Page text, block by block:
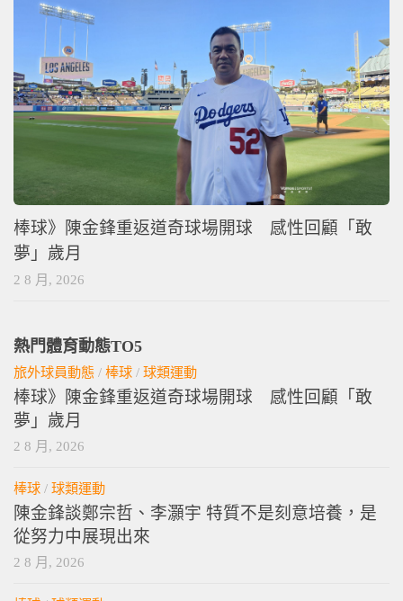
棒球》陳金鋒重返道奇球場開球 感性回顧「敢
夢」歲月
2 8 月, 2026
熱門體育動態TO5
旅外球員動態 / 棒球 / 球類運動
棒球》陳金鋒重返道奇球場開球 感性回顧「敢
夢」歲月
2 8 月, 2026
棒球 / 球類運動
陳金鋒談鄭宗哲、李灝宇 特質不是刻意培養，是
從努力中展現出來
2 8 月, 2026